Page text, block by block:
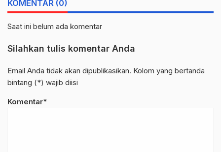
KOMENTAR (0)
Saat ini belum ada komentar
Silahkan tulis komentar Anda
Email Anda tidak akan dipublikasikan. Kolom yang bertanda
bintang (*) wajib diisi
Komentar*